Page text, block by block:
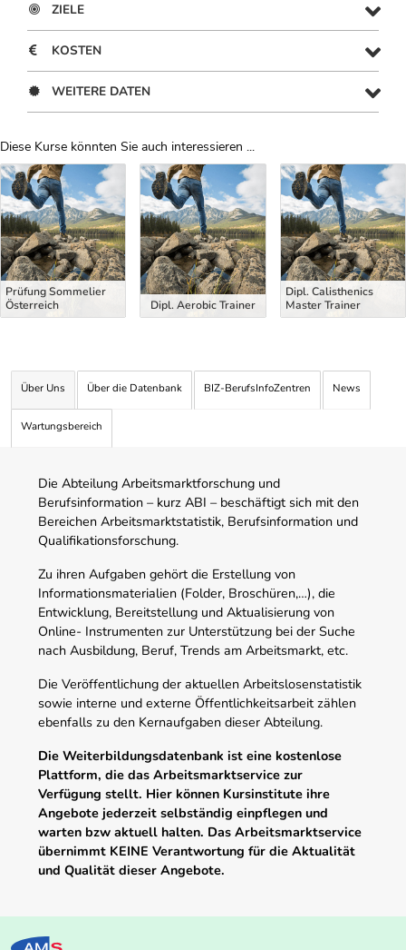
ZIELE
KOSTEN
WEITERE DATEN
Diese Kurse könnten Sie auch interessieren ...
Uber Weiterbildungsvorschläge
Prüfung Sommelier
Österreich
Dipl. Aerobic Trainer
Dipl. Calisthenics
Master Trainer
Über Uns Über die Datenbank BIZ-BerufsInfoZentren News
Wartungsbereich
Die Abteilung Arbeitsmarktforschung und
Berufsinformation – kurz ABI – beschäftigt sich mit den
Bereichen Arbeitsmarktstatistik, Berufsinformation und
Qualifikationsforschung.
Zu ihren Aufgaben gehört die Erstellung von
Informationsmaterialien (Folder, Broschüren,…), die
Entwicklung, Bereitstellung und Aktualisierung von
Online- Instrumenten zur Unterstützung bei der Suche
nach Ausbildung, Beruf, Trends am Arbeitsmarkt, etc.
Die Veröffentlichung der aktuellen Arbeitslosenstatistik
sowie interne und externe Öffentlichkeitsarbeit zählen
ebenfalls zu den Kernaufgaben dieser Abteilung.
Die Weiterbildungsdatenbank ist eine kostenlose
Plattform, die das Arbeitsmarktservice zur
Verfügung stellt. Hier können Kursinstitute ihre
Angebote jederzeit selbständig einpflegen und
warten bzw aktuell halten. Das Arbeitsmarktservice
übernimmt KEINE Verantwortung für die Aktualität
und Qualität dieser Angebote.